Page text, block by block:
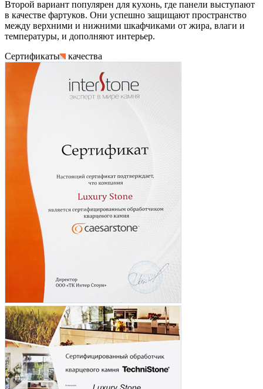
Второй вариант популярен для кухонь, где панели выступают
в качестве фартуков. Они успешно защищают пространство
между верхними и нижними шкафчиками от жира, влаги и
температуры, и дополняют интерьер.
Сертификаты
качества